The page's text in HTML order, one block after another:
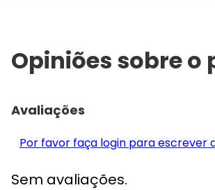
Opiniões sobre o
Avaliações
Por favor faça login para escrever
Sem avaliações.